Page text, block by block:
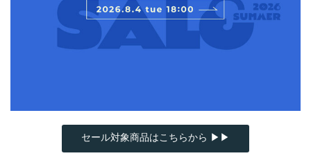
セール対象商品はこちらから ▶▶